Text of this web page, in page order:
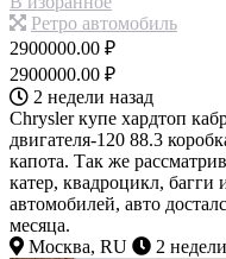
Ретро автомобиль
2900000.00 ₽
2900000.00 ₽
2 недели назад
Chrysler купе хардтоп
двигателя-120 88.3
капота. Так же
катер, квадроцикл, багги
автомобилей, авто
месяца.
Москва, RU
2